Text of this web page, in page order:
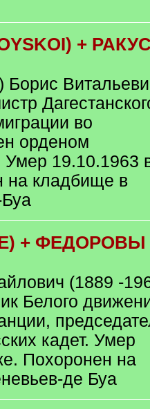
+
Борис
во
орденом
Умер 19.10.1963
на кладбище в
+ ФЕДОРОВЫ
(1889 -
Белого
кадет. Умер
Похоронен на
де Буа